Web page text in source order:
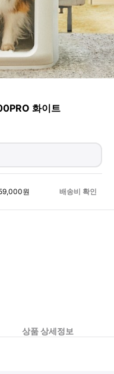
화이트
원 배송비 확인
상품 상세정보